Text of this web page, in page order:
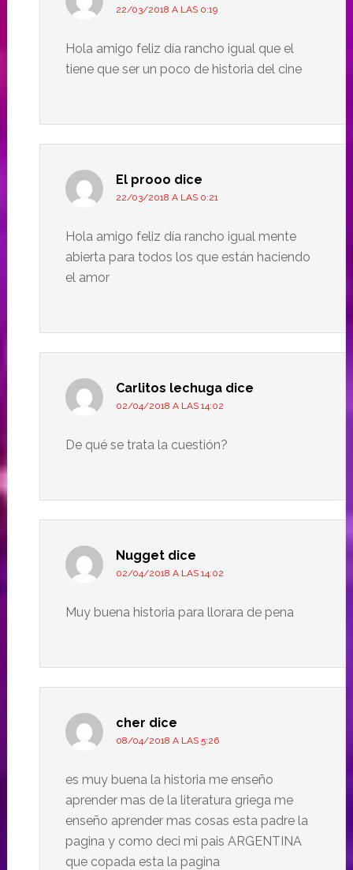
22/03/2018 A LAS 0:19
Hola amigo feliz día rancho igual que el
tiene que ser un poco de historia del cine
El prooo dice
22/03/2018 A LAS 0:21
Hola amigo feliz día rancho igual mente
abierta para todos los que están haciendo
el amor
Carlitos lechuga dice
02/04/2018 A LAS 14:02
De qué se trata la cuestión?
Nugget dice
02/04/2018 A LAS 14:02
Muy buena historia para llorara de pena
cher dice
08/04/2018 A LAS 5:26
es muy buena la historia me enseño
aprender mas de la literatura griega me
enseño aprender mas cosas esta padre la
pagina y como deci mi pais ARGENTINA
que copada esta la pagina